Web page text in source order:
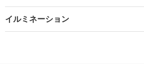
イルミネーション